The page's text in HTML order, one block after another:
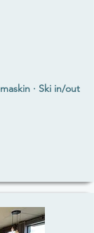
· Ski in/out